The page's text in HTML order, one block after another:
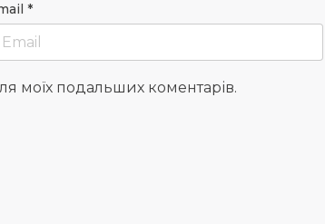
*
моїх подальших коментарів.